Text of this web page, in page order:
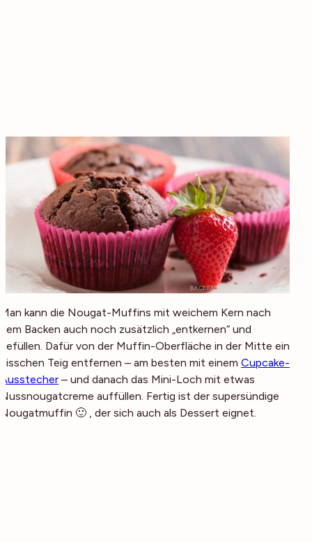
Man kann die Nougat-Muffins mit weichem Kern nach
dem Backen auch noch zusätzlich „entkernen“ und
befüllen. Dafür von der Muffin-Oberfläche in der Mitte ein
bisschen Teig entfernen – am besten mit einem Cupcake-
Ausstecher – und danach das Mini-Loch mit etwas
Nussnougatcreme auffüllen. Fertig ist der supersündige
Nougatmuffin 🙂 , der sich auch als Dessert eignet.